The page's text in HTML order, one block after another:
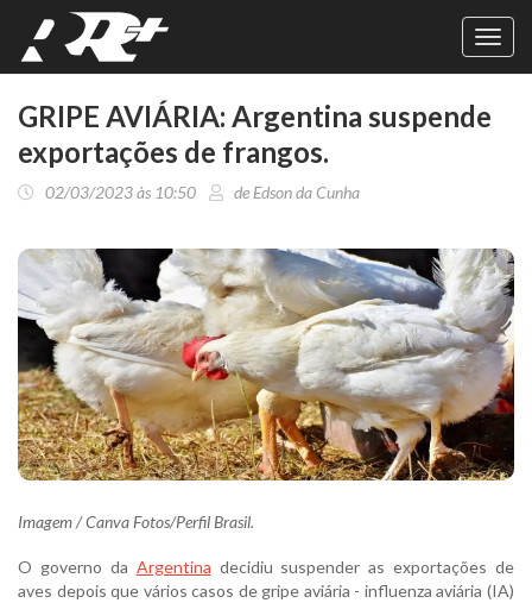
GRIPE AVIÁRIA: Argentina suspende
exportações de frangos.
02/03/2023 às 10:50 de Edson da Cunha
Imagem / Canva Fotos/Perfil Brasil.
O governo da Argentina decidiu suspender as exportações de
aves depois que vários casos de gripe aviária - influenza aviária (IA)